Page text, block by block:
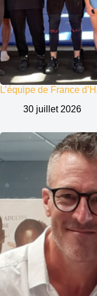
L’équipe de France
30 juillet 2026